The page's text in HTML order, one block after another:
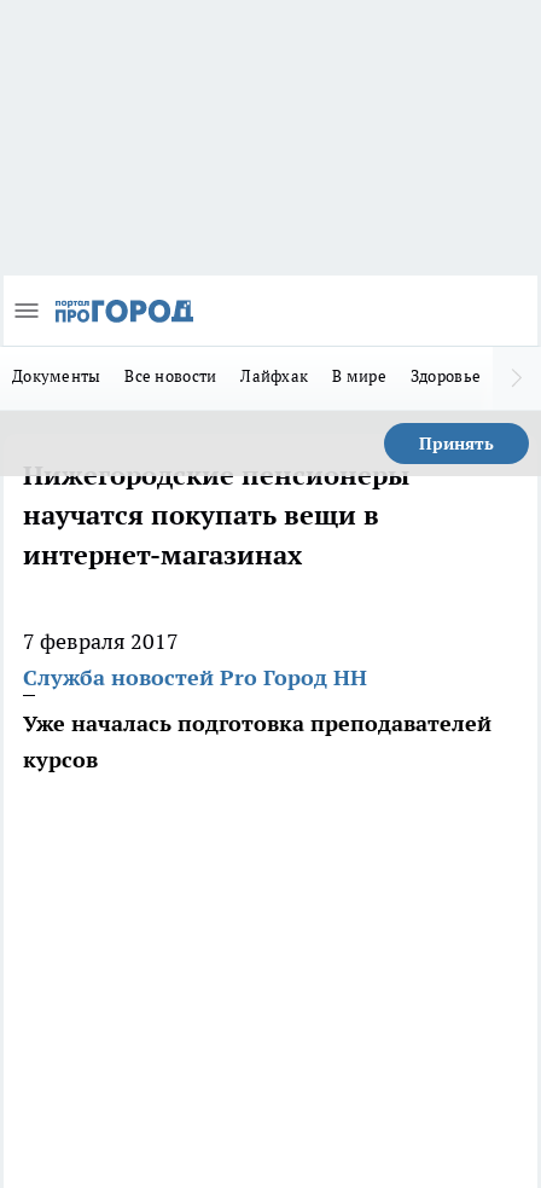
Документы Все новости Лайфхак В мире Здоровье
Принять
Нижегородские пенсионеры
научатся покупать вещи в
интернет-магазинах
7 февраля 2017
Служба новостей Pro Город НН
Уже началась подготовка преподавателей
курсов